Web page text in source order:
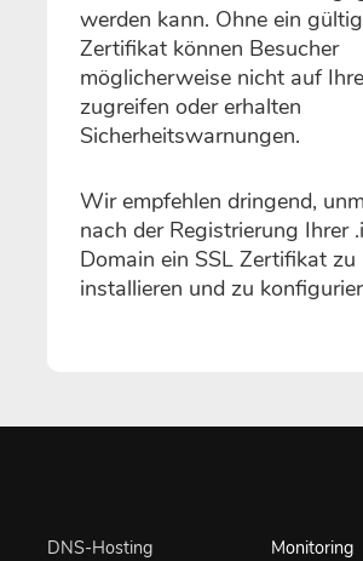
werden kann. Ohne ein
Zertifikat können Besucher
möglicherweise nicht auf
zugreifen oder erhalten
Sicherheitswarnungen.
Wir empfehlen dringend,
nach der Registrierung Ihrer
Domain ein SSL Zertifikat zu
installieren und zu
DNS-Hosting Monitoring